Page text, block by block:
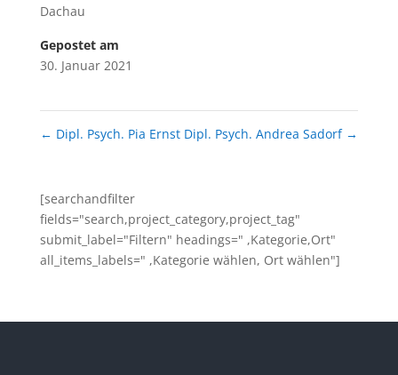
Dachau
Gepostet am
30. Januar 2021
← Dipl. Psych. Pia Ernst Dipl. Psych. Andrea Sadorf →
[searchandfilter
fields="search,project_category,project_tag"
submit_label="Filtern" headings=" ,Kategorie,Ort"
all_items_labels=" ,Kategorie wählen, Ort wählen"]